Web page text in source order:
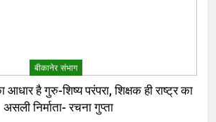
बीकानेर संभाग
है गुरु-शिष्य परंपरा, शिक्षक ही राष्ट्र का
असली निर्माता- रचना गुप्ता